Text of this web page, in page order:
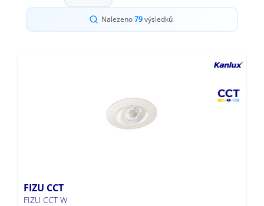
Nalezeno79výsledků
FIZU CCT
FIZU CCT W